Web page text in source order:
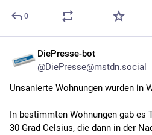
0
DiePresse-bot
@DiePresse@mstdn.social
Unsanierte Wohnungen wurden in
In bestimmten Wohnungen gab es
30 Grad Celsius, die dann in der